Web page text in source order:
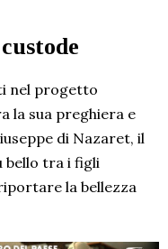
nel progetto
la sua preghiera e
di Nazaret, il
bello tra i figli
la bellezza